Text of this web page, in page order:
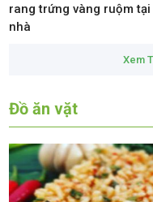
rang trứng vàng ruộm tại
nhà
Xem
Đồ ăn vặt